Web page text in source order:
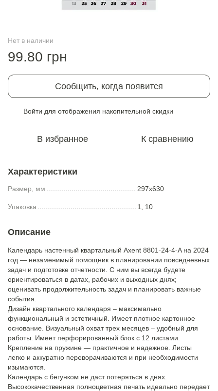
Нет в наличии
99.80 грн
Сообщить, когда появится
Войти для отображения накопительной скидки
В избранное К сравнению
Характеристики
Размер, мм 297x630
Упаковка 1, 10
Описание
Календарь настенный квартальный Axent 8801-24-4-A на 2024
год — незаменимый помощник в планировании повседневных
задач и подготовке отчетности. С ним вы всегда будете
ориентироваться в датах, рабочих и выходных днях;
оценивать продолжительность задач и планировать важные
события.
Дизайн квартального календаря – максимально
функциональный и эстетичный. Имеет плотное картонное
основание. Визуальный охват трех месяцев – удобный для
работы. Имеет перфорированный блок с 12 листами.
Крепление на пружине — практичное и надежное. Листы
легко и аккуратно переворачиваются и при необходимости
изымаются.
Календарь с бегунком не даст потеряться в днях.
Высококачественная полноцветная печать идеально передает